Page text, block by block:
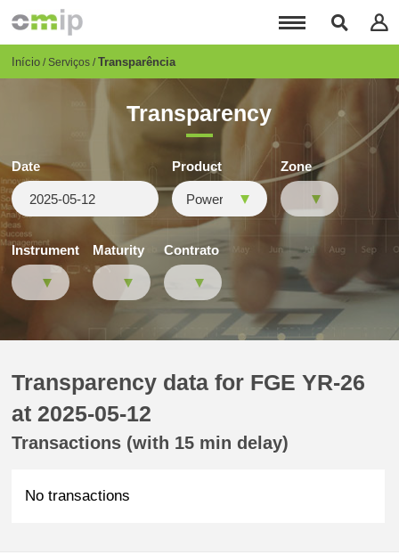
para
conteúdo
Breadcrumb
Início Serviços Transparência
Transparency
Date Product Zone
Instrument Maturity Contrato
Transparency data for FGE YR-26
at 2025-05-12
Transactions (with 15 min delay)
No transactions